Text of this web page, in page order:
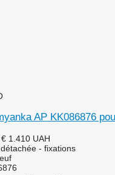
AP KK086876
1.410 UAH
- fixations